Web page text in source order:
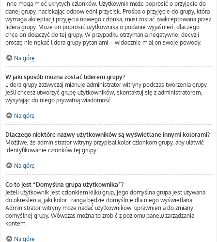
inne mogą mieć ukrytych członków. Użytkownik może poprosić o przyjęcie do
danej grupy, naciskając odpowiedni przycisk. Prośba o przyjęcie do grupy, która
wymaga akceptacji przyjęcia nowego członka, musi zostać zaakceptowana przez
lidera grupy. Może on poprosić użytkownika o podanie wyjaśnień, dlaczego
chce on dołączyć do tej grupy. W przypadku otrzymania negatywnej decyzji
proszę nie nękać lidera grupy pytaniami – widocznie miał on swoje powody.
Na górę
W jaki sposób można zostać liderem grupy?
Lidera grupy zazwyczaj mianuje administrator witryny podczas tworzenia grupy.
Jeśli chcesz utworzyć grupę użytkowników, skontaktuj się z administratorem,
wysyłając do niego prywatną wiadomość.
Na górę
Dlaczego niektóre nazwy użytkowników są wyświetlane innymi kolorami?
Możliwe, że administrator witryny przypisał kolor członkom grupy, aby ułatwić
identyfikowanie członków tej grupy.
Na górę
Co to jest “Domyślna grupa użytkownika”?
Jeżeli użytkownik jest członkiem kilku grup, jego domyślna grupa jest używana
do określenia, jaki kolor i ranga będzie domyślnie dla niego wyświetlana.
Administrator witryny może nadać użytkownikowi uprawnienia do zmiany
domyślnej grupy. Wówczas można to zrobić z poziomu panelu zarządzania
kontem.
Na górę